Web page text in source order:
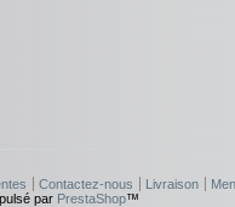
Contactez-nous Livraison
par PrestaShop™